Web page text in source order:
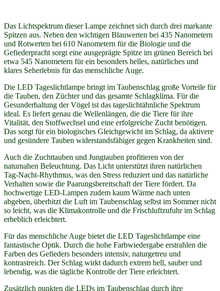
Das Lichtspektrum dieser Lampe zeichnet sich durch drei markante
Spitzen aus. Neben den wichtigen Blauwerten bei 435 Nanometern
und Rotwerten bei 610 Nanometern für die Biologie und die
Gefiederpracht sorgt eine ausgeprägte Spitze im grünen Bereich bei
etwa 545 Nanometern für ein besonders helles, natürliches und
klares Seherlebnis für das menschliche Auge.
Die LED Tageslichtlampe bringt im Taubenschlag große Vorteile für
die Tauben, den Züchter und das gesamte Schlagklima. Für die
Gesunderhaltung der Vögel ist das tageslichtähnliche Spektrum
ideal. Es liefert genau die Wellenlängen, die die Tiere für ihre
Vitalität, den Stoffwechsel und eine erfolgreiche Zucht benötigen.
Das sorgt für ein biologisches Gleichgewicht im Schlag, da aktivere
und gesündere Tauben widerstandsfähiger gegen Krankheiten sind.
Auch die Zuchttauben und Jungtauben profitieren von der
naturnahen Beleuchtung. Das Licht unterstützt ihren natürlichen
Tag-Nacht-Rhythmus, was den Stress reduziert und das natürliche
Verhalten sowie die Paarungsbereitschaft der Tiere fördert. Da
hochwertige LED-Lampen zudem kaum Wärme nach unten
abgeben, überhitzt die Luft im Taubenschlag selbst im Sommer nicht
so leicht, was die Klimakontrolle und die Frischluftzufuhr im Schlag
erheblich erleichtert.
Für das menschliche Auge bietet die LED Tageslichtlampe eine
fantastische Optik. Durch die hohe Farbwiedergabe erstrahlen die
Farben des Gefieders besonders intensiv, naturgetreu und
kontrastreich. Der Schlag wirkt dadurch extrem hell, sauber und
lebendig, was die tägliche Kontrolle der Tiere erleichtert.
Zusätzlich punkten die LEDs im Taubenschlag durch ihre